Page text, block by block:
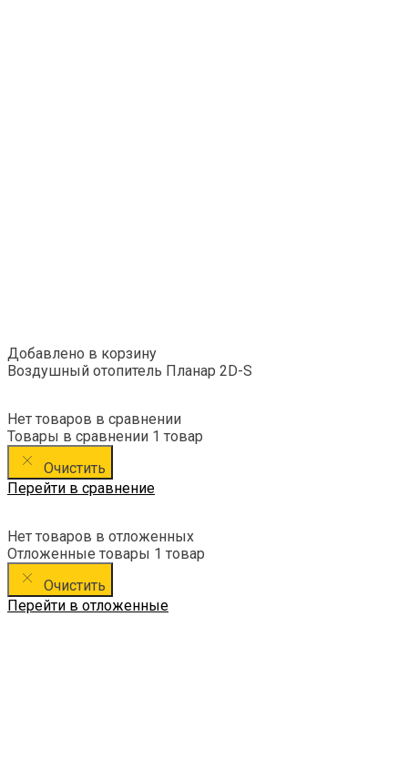
Добавлено в корзину
Воздушный отопитель Планар 2D-S
Нет товаров в сравнении
Товары в сравнении 1 товар
Очистить
Перейти в сравнение
Нет товаров в отложенных
Отложенные товары 1 товар
Очистить
Перейти в отложенные